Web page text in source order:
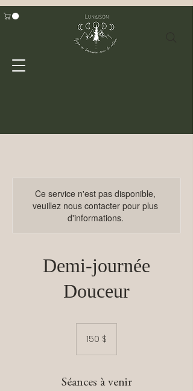
Ce service n'est pas disponible,
veuillez nous contacter pour plus
d'informations.
Demi-journée
Douceur
canadiens
150 $
Séances à venir